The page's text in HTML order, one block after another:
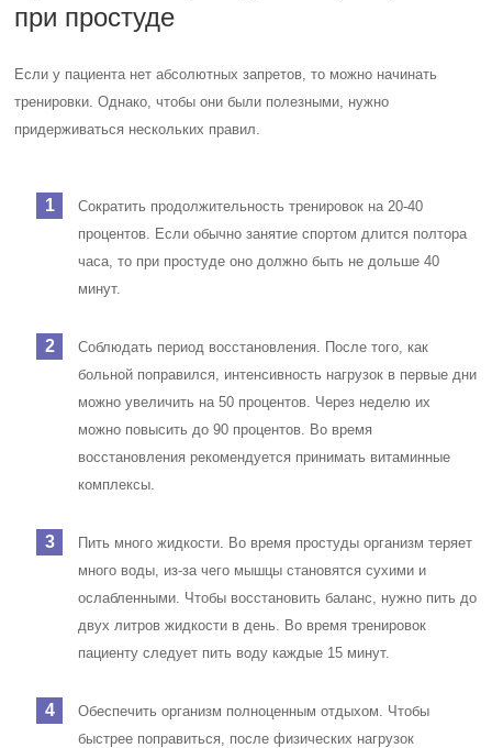
при простуде
Если у пациента нет абсолютных запретов, то можно начинать
тренировки. Однако, чтобы они были полезными, нужно
придерживаться нескольких правил.
Сократить продолжительность тренировок на 20-40
процентов. Если обычно занятие спортом длится полтора
часа, то при простуде оно должно быть не дольше 40
минут.
Соблюдать период восстановления. После того, как
больной поправился, интенсивность нагрузок в первые дни
можно увеличить на 50 процентов. Через неделю их
можно повысить до 90 процентов. Во время
восстановления рекомендуется принимать витаминные
комплексы.
Пить много жидкости. Во время простуды организм теряет
много воды, из-за чего мышцы становятся сухими и
ослабленными. Чтобы восстановить баланс, нужно пить до
двух литров жидкости в день. Во время тренировок
пациенту следует пить воду каждые 15 минут.
Обеспечить организм полноценным отдыхом. Чтобы
быстрее поправиться, после физических нагрузок